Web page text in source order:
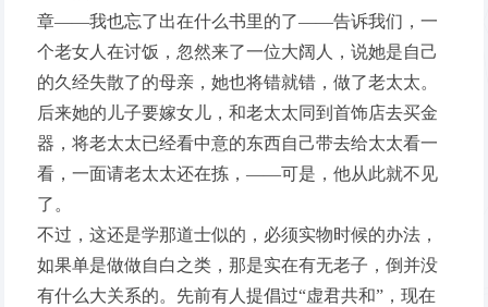
章——我也忘了出在什么书里的了——告诉我们，一
个老女人在讨饭，忽然来了一位大阔人，说她是自己
的久经失散了的母亲，她也将错就错，做了老太太。
后来她的儿子要嫁女儿，和老太太同到首饰店去买金
器，将老太太已经看中意的东西自己带去给太太看一
看，一面请老太太还在拣，——可是，他从此就不见
了。
不过，这还是学那道士似的，必须实物时候的办法，
如果单是做做自白之类，那是实在有无老子，倒并没
有什么大关系的。先前有人提倡过“虚君共和”，现在